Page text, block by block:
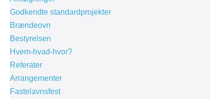
Godkendte standardprojekter
Brændeovn
Bestyrelsen
Hvem-hvad-hvor?
Referater
Arrangementer
Fastelavnsfest